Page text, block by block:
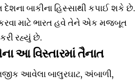
દેશના બાકીના હિસ્સાથી કપાઈ શકે છે.
માટે ભારત હવે તેને એક મજબૂત
રહ્યું છે.
આ વિસ્તારમાં તૈનાત
આવેલા બાલુરઘાટ, અંબાળી,